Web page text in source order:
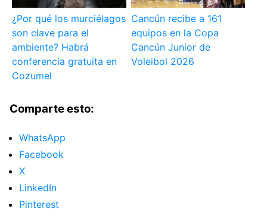
¿Por qué los murciélagos
son clave para el
ambiente? Habrá
conferencia gratuita en
Cozumel
Cancún recibe a 161
equipos en la Copa
Cancún Junior de
Voleibol 2026
Comparte esto:
WhatsApp
Facebook
X
LinkedIn
Pinterest